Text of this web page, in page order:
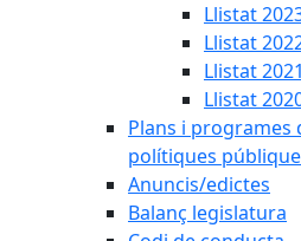
Llistat
Llistat
Llistat 2021
Llistat
Plans i programes
polítiques
Anuncis/edictes
Balanç legislatura